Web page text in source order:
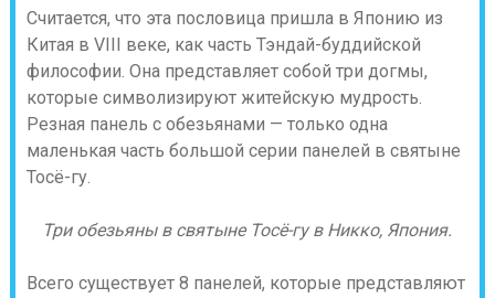
Считается, что эта пословица пришла в Японию из
Китая в VIII веке, как часть Тэндай-буддийской
философии. Она представляет собой три догмы,
которые символизируют житейскую мудрость.
Резная панель с обезьянами — только одна
маленькая часть большой серии панелей в святыне
Тосё-гу.
Три обезьяны в святыне Тосё-гу в Никко, Япония.
Всего существует 8 панелей, которые представляют